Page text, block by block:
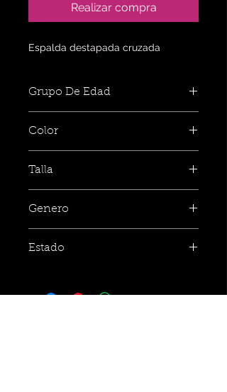
Realizar compra
Espalda destapada cruzada
Grupo De Edad
Color
Talla
Genero
Estado